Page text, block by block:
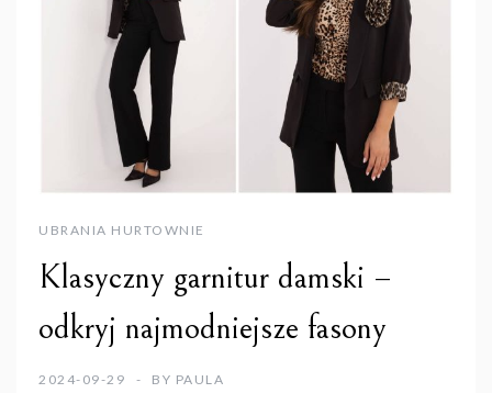
UBRANIA HURTOWNIE
Klasyczny garnitur damski –
odkryj najmodniejsze fasony
2024-09-29 BY PAULA